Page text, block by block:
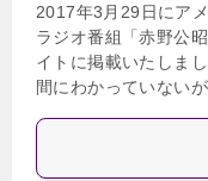
2017年3月29日にア
ラジオ番組「赤野公
イトに掲載いたしま
間にわかっていない